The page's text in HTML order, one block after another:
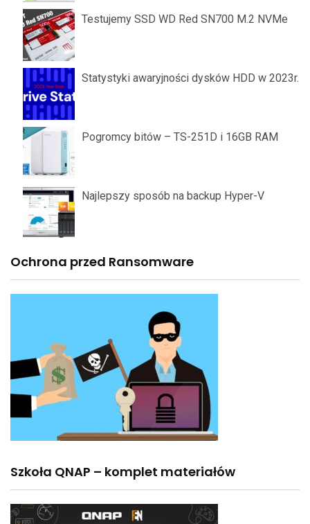
Testujemy SSD WD Red SN700 M.2 NVMe
Statystyki awaryjności dysków HDD w 2023r.
Pogromcy bitów – TS-251D i 16GB RAM
Najlepszy sposób na backup Hyper-V
Ochrona przed Ransomware
Szkoła QNAP – komplet materiałów